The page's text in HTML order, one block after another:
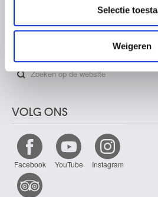
informatie die u aan ze heeft
verzameld op basis van uw
Selectie
Weigeren
VOLG ONS
Facebook YouTube Instagram